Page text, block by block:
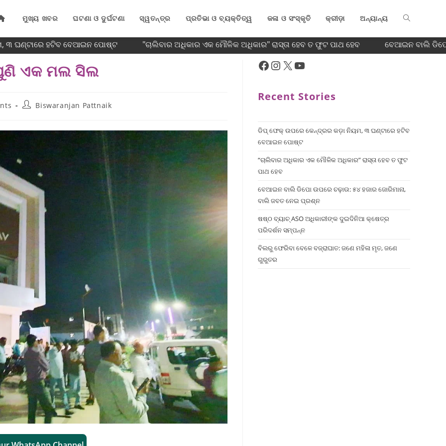
ମୁଖ୍ୟ ଖବର ଘଟଣା ଓ ଦୁର୍ଘଟଣା ସ୍ୱତନ୍ତ୍ର ପ୍ରତିଭା ଓ ବ୍ୟକ୍ତିତ୍ୱ କଳା ଓ ସଂସ୍କୃତି କ୍ରୀଡ଼ା ଅନ୍ୟାନ୍ୟ
ଘଣ୍ଟାରେ ହଟିବ ବେଆଇନ ପୋଷ୍ଟ "ଚାଲିବାର ଅଧିକାର ଏକ ମୌଳିକ ଅଧିକାର" ରାସ୍ତା ହେବ ତ ଫୁଟ ପାଥ ହେବ ବେଆଇନ ବାଲି
ଏକ ମଲ ସିଲ
Biswaranjan Pattnaik
Recent Stories
ଡିପ୍ ଫେକ୍ ଉପରେ କେନ୍ଦ୍ରର କଡ଼ା ନିୟମ, ୩ ଘଣ୍ଟାରେ ହଟିବ
ବେଆଇନ ପୋଷ୍ଟ
“ଚାଲିବାର ଅଧିକାର ଏକ ମୌଳିକ ଅଧିକାର” ରାସ୍ତା ହେବ ତ ଫୁଟ
ପାଥ ହେବ
ବେଆଇନ ବାଲି ଡିପୋ ଉପରେ ଚଢ଼ାଉ: ୫୪ ହଜାର ଜୋରିମାନା,
ବାଲି ଜବତ ନେଇ ପ୍ରଶ୍ନ
ଷଷ୍ଠ ବ୍ୟାଚ୍‌ ASO ଅଧିକାରୀଙ୍କ ଦୁଇଦିନିଆ କ୍ଷେତ୍ର
ପରିଦର୍ଶନ ସମ୍ପନ୍ନ
ବିଲରୁ ଫେରିବା ବେଳେ ବଜ୍ରାଘାତ: ଜଣେ ମହିଳା ମୃତ, ଜଣେ
ଗୁରୁତର